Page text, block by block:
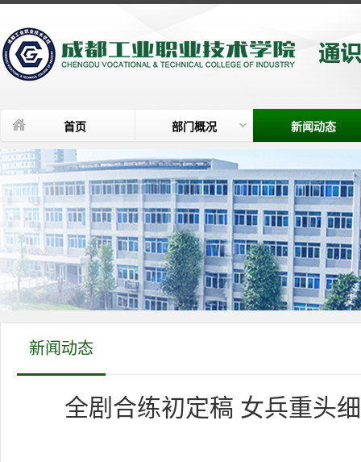
首页 部门概况 新闻动态
新闻动态
全剧合练初定稿 女兵重头